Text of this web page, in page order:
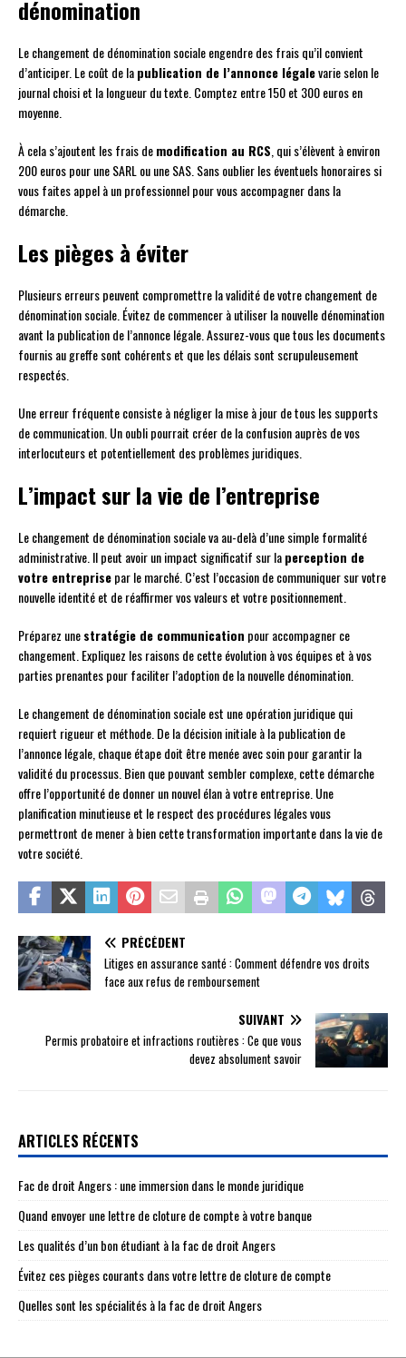
dénomination
Le changement de dénomination sociale engendre des frais qu’il convient
d’anticiper. Le coût de lapublication de l’annonce légalevarie selon le
journal choisi et la longueur du texte. Comptez entre 150 et 300 euros en
moyenne.
À cela s’ajoutent les frais demodification au RCS, qui s’élèvent à environ
200 euros pour une SARL ou une SAS. Sans oublier les éventuels honoraires si
vous faites appel à un professionnel pour vous accompagner dans la
démarche.
Les pièges à éviter
Plusieurs erreurs peuvent compromettre la validité de votre changement de
dénomination sociale. Évitez de commencer à utiliser la nouvelle dénomination
avant la publication de l’annonce légale. Assurez-vous que tous les documents
fournis au greffe sont cohérents et que les délais sont scrupuleusement
respectés.
Une erreur fréquente consiste à négliger la mise à jour de tous les supports
de communication. Un oubli pourrait créer de la confusion auprès de vos
interlocuteurs et potentiellement des problèmes juridiques.
L’impact sur la vie de l’entreprise
Le changement de dénomination sociale va au-delà d’une simple formalité
administrative. Il peut avoir un impact significatif sur laperception de
votre entreprisepar le marché. C’est l’occasion de communiquer sur votre
nouvelle identité et de réaffirmer vos valeurs et votre positionnement.
Préparez unestratégie de communication pour accompagner ce
changement. Expliquez les raisons de cette évolution à vos équipes et à vos
parties prenantes pour faciliter l’adoption de la nouvelle dénomination.
Le changement de dénomination sociale est une opération juridique qui
requiert rigueur et méthode. De la décision initiale à la publication de
l’annonce légale, chaque étape doit être menée avec soin pour garantir la
validité du processus. Bien que pouvant sembler complexe, cette démarche
offre l’opportunité de donner un nouvel élan à votre entreprise. Une
planification minutieuse et le respect des procédures légales vous
permettront de mener à bien cette transformation importante dans la vie de
votre société.
PRÉCÉDENT
Litiges en assurance santé : Comment défendre vos droits
face aux refus de remboursement
SUIVANT
Permis probatoire et infractions routières : Ce que vous
devez absolument savoir
ARTICLES RÉCENTS
Fac de droit Angers : une immersion dans le monde juridique
Quand envoyer une lettre de cloture de compte à votre banque
Les qualités d’un bon étudiant à la fac de droit Angers
Évitez ces pièges courants dans votre lettre de cloture de compte
Quelles sont les spécialités à la fac de droit Angers